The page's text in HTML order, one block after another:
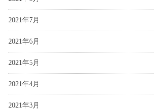
2021年7月
2021年6月
2021年5月
2021年4月
2021年3月